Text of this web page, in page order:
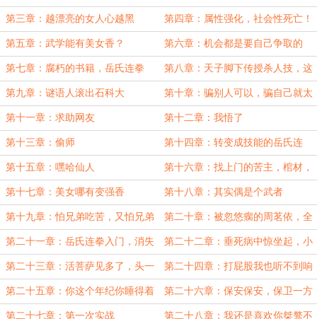
第三章：越漂亮的女人心越黑 第四章：属性强化，社会性死亡！
第五章：武学能有美女香？ 第六章：机会都是要自己争取的
第七章：腐朽的书籍，岳氏连拳 第八章：天子脚下传授杀人技，这
个武馆有点刑
第九章：谜语人滚出石科大 第十章：骗别人可以，骗自己就太
过了！
第十一章：求助网友 第十二章：我悟了
第十三章：偷师 第十四章：转变成技能的岳氏连
拳，制定训练计划
第十五章：嘿哈仙人 第十六章：找上门的苦主，棺材，
我只要滑盖的！
第十七章：美女哪有变强香 第十八章：其实偶是个武者
第十九章：怕兄弟吃苦，又怕兄弟
开路虎。
第二十章：被忽悠瘸的周茗依，全
属性破七十
第二十一章：岳氏连拳入门，消失
的建议
第二十二章：垂死病中惊坐起，小
丑竟是我自己
第二十三章：活菩萨见多了，头一
次见到活阎王
第二十四章：打屁股我也听不到响
第二十五章：你这个年纪你睡得着
觉？
第二十六章：保安保安，保卫一方
平安
第二十七章：第一次实战 第二十八章：我还是喜欢你桀骜不